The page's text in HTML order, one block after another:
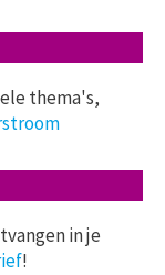
thema's,
in je
!